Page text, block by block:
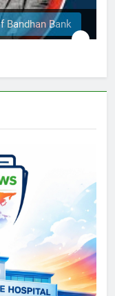
Ltd | Dhaka